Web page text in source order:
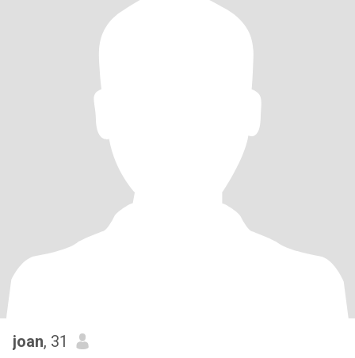
joan, 31